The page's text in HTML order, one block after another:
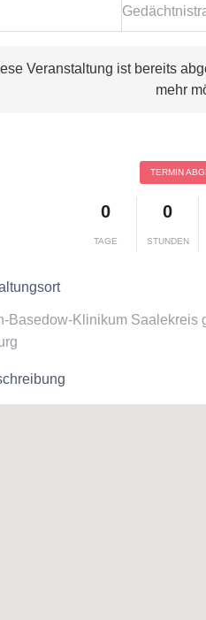
Veranstaltung ist bereits
mehr
TERMIN
0
TAGE
0
STUNDEN
Basedow-Klinikum Saalekreis